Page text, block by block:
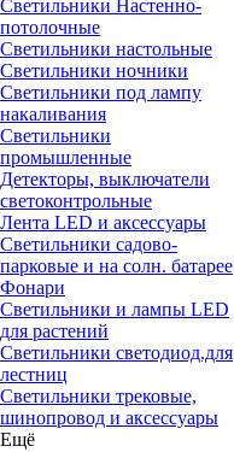
Светильники Настенно-
потолочные
Светильники настольные
Светильники ночники
Светильники под лампу
накаливания
Светильники
промышленные
Детекторы, выключатели
светоконтрольные
Лента LED и аксессуары
Светильники садово-
парковые и на солн. батарее
Фонари
Светильники и лампы LED
для растений
Светильники светодиод.для
лестниц
Светильники трековые,
шинопровод и аксессуары
Ещё